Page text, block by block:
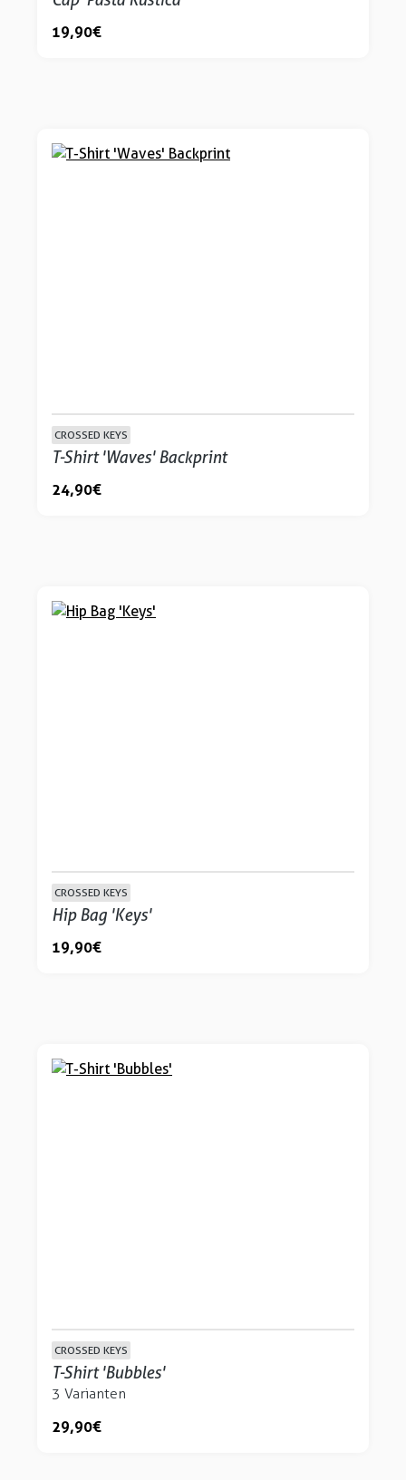
19,90 €
CROSSED KEYS
T-Shirt 'Waves' Backprint
24,90 €
CROSSED KEYS
Hip Bag 'Keys'
19,90 €
CROSSED KEYS
T-Shirt 'Bubbles'
3 Varianten
29,90 €